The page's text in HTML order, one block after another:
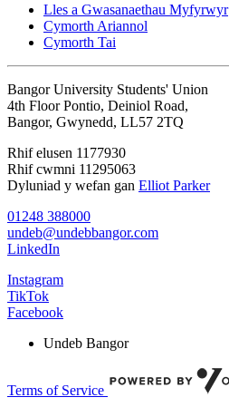
Lles a Gwasanaethau Myfyrwyr
Cymorth Ariannol
Cymorth Tai
Bangor University Students' Union
4th Floor Pontio, Deiniol Road,
Bangor, Gwynedd, LL57 2TQ
Rhif elusen 1177930
Rhif cwmni 11295063
Dyluniad y wefan gan Elliot Parker
01248 388000
undeb@undebbangor.com
LinkedIn
Instagram
TikTok
Facebook
Undeb Bangor
Terms of Service